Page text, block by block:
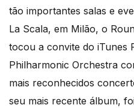
tão importantes salas e
La Scala, em Milão, o
tocou a convite do iTunes
Philharmonic Orchestra
mais reconhecidos
seu mais recente álbum,